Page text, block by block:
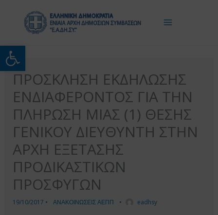
Ανοίξτε τη γραμμή
περιεχόμενο
ΠΡΟΣΚΛΗΣΗ ΕΚΔΗΛΩΣΗΣ
ΕΝΔΙΑΦΕΡΟΝΤΟΣ ΓΙΑ ΤΗΝ
ΠΛΗΡΩΣΗ ΜΙΑΣ (1) ΘΕΣΗΣ
ΓΕΝΙΚΟΥ ΔΙΕΥΘΥΝΤΗ ΣΤΗΝ
ΑΡΧΗ ΕΞΕΤΑΣΗΣ
ΠΡΟΔΙΚΑΣΤΙΚΩΝ
ΠΡΟΣΦΥΓΩΝ
19/10/2017 • ΑΝΑΚΟΙΝΩΣΕΙΣ ΑΕΠΠ • eadhsy